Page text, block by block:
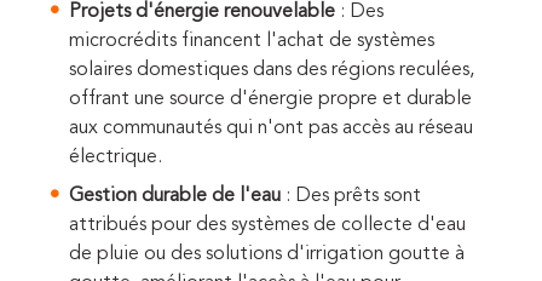
Projets d'énergie renouvelable : Des
microcrédits financent l'achat de systèmes
solaires domestiques dans des régions reculées,
offrant une source d'énergie propre et durable
aux communautés qui n'ont pas accès au réseau
électrique.
Gestion durable de l'eau : Des prêts sont
attribués pour des systèmes de collecte d'eau
de pluie ou des solutions d'irrigation goutte à